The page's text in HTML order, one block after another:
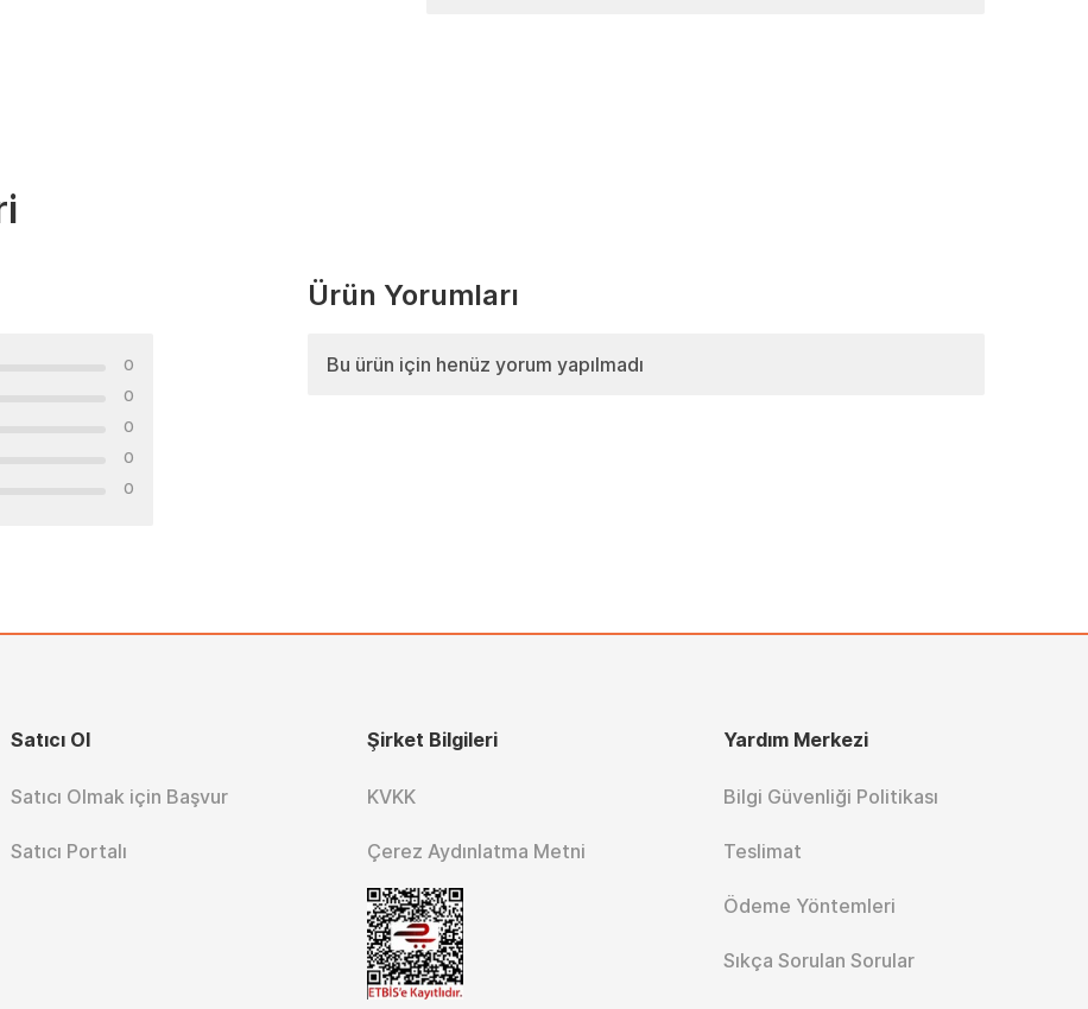
0
0
0
0
0
Ürün Yorumları
Bu ürün için henüz yorum yapılmadı
Satıcı Ol
Satıcı Olmak için Başvur
Satıcı Portalı
Şirket Bilgileri
KVKK
Çerez Aydınlatma Metni
Yardım Merkezi
Bilgi Güvenliği Politikası
Teslimat
Ödeme Yöntemleri
Sıkça Sorulan Sorular